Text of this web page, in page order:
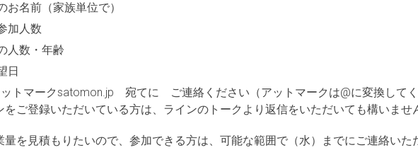
お名前（家族単位で）
加人数
人数・年齢
日
トマークsatomon.jp 宛てに ご連絡ください（アットマークは@に変換して
をご登録いただいている方は、ラインのトークより返信をいただいても構いませ
を見積もりたいので、参加できる方は、可能な範囲で（水）までにご連絡いた